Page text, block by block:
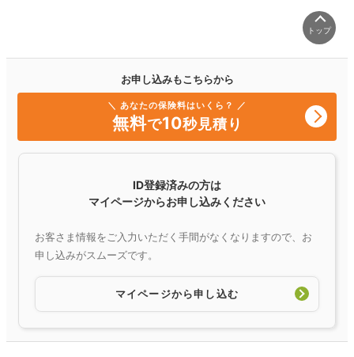
トップ
お申し込みもこちらから
＼ あなたの保険料はいくら？ ／
無料で10秒見積り
ID登録済みの方は
マイページからお申し込みください
お客さま情報をご入力いただく手間がなくなりますので、お
申し込みがスムーズです。
マイページから申し込む